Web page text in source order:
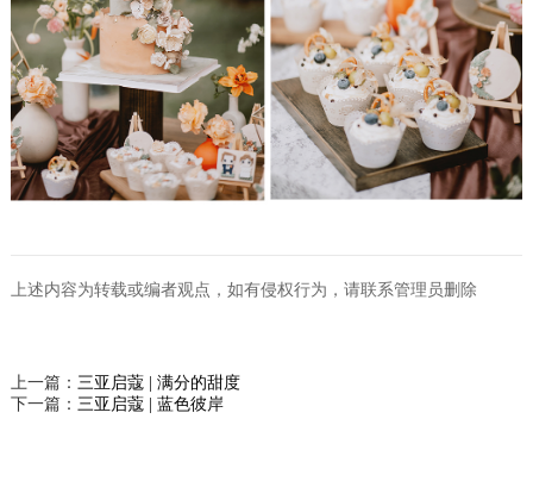
上述内容为转载或编者观点，如有侵权行为，请联系管理员删除
上一篇： 三亚启蔻 | 满分的甜度
下一篇： 三亚启蔻 | 蓝色彼岸